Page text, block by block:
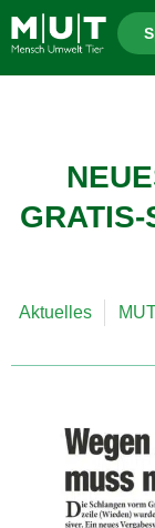
Aktuelles